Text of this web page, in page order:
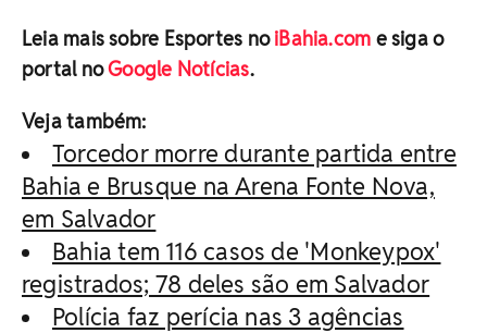
Leia mais sobre Esportes noiBahia.com e siga o
portal noGoogle Notícias.
Veja também:
Torcedor morre durante partida entre
Bahia e Brusque na Arena Fonte Nova,
em Salvador
Bahia tem 116 casos de 'Monkeypox'
registrados; 78 deles são em Salvador
Polícia faz perícia nas 3 agências